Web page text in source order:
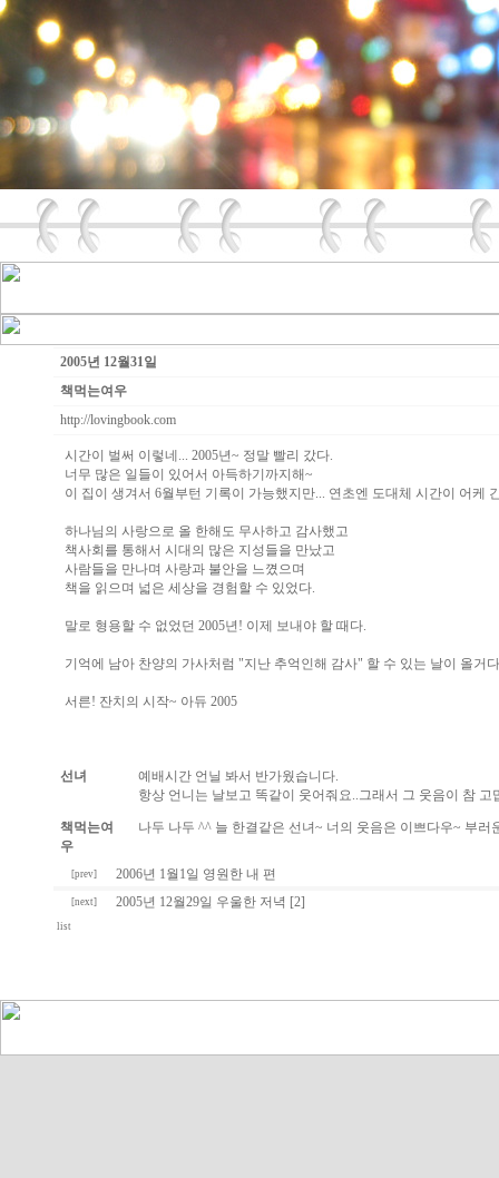
2005년 12월31일
책먹는여우
http://lovingbook.com
시간이 벌써 이렇네... 2005년~ 정말 빨리 갔다.
너무 많은 일들이 있어서 아득하기까지해~
이 집이 생겨서 6월부턴 기록이 가능했지만... 연초엔 도대체 시간이 어케
하나님의 사랑으로 올 한해도 무사하고 감사했고
책사회를 통해서 시대의 많은 지성들을 만났고
사람들을 만나며 사랑과 불안을 느꼈으며
책을 읽으며 넓은 세상을 경험할 수 있었다.
말로 형용할 수 없었던 2005년! 이제 보내야 할 때다.
기억에 남아 찬양의 가사처럼 "지난 추억인해 감사" 할 수 있는 날이 올거
서른! 잔치의 시작~ 아듀 2005
선녀
예배시간 언닐 봐서 반가웠습니다.
항상 언니는 날보고 똑같이 웃어줘요..그래서 그 웃음이 참 고
책먹는여
우
나두 나두 ^^ 늘 한결같은 선녀~ 너의 웃음은 이쁘다우~ 부러
[prev] 2006년 1월1일 영원한 내 편
[next] 2005년 12월29일 우울한 저녁 [2]
list